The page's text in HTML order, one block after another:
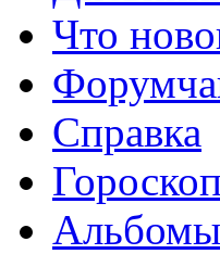
Что
Справка
Гороскоп
Альбомы